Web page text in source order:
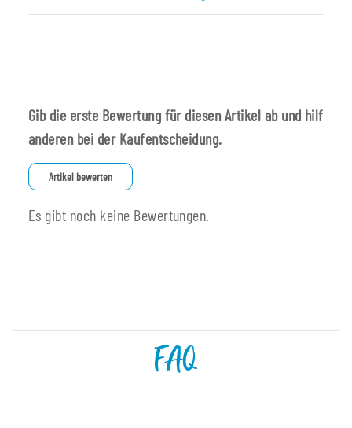
Gib die erste Bewertung für diesen Artikel ab und hilf
anderen bei der Kaufentscheidung.
Artikel bewerten
Es gibt noch keine Bewertungen.
FAQ